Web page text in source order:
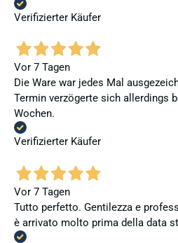
Verifizierter Käufer
Vor 7 Tagen
Die Ware war jedes Mal
Termin verzögerte sich allerdings
Wochen.
Verifizierter Käufer
Vor 7 Tagen
Tutto perfetto. Gentilezza e
è arrivato molto prima della data